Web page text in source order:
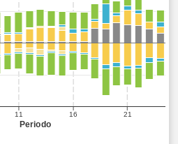
Periodo
11 16 21